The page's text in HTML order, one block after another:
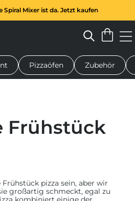
Spiral Mixer ist da. Jetzt kaufen
Geschenke Servierbretter
Pizzaöfen Zubehör
Frühstück
pizza sein, aber wir
großartig schmeckt, egal zu